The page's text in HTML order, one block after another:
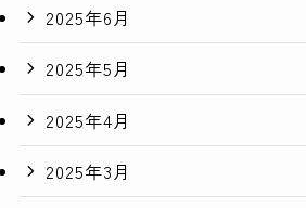
2025年6月
2025年5月
2025年4月
2025年3月